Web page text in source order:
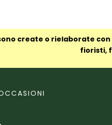
create o rielaborate
fioristi,